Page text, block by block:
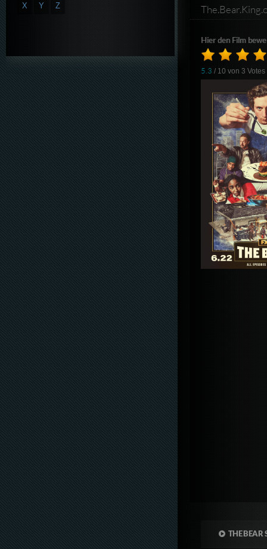
Hier den Film
5.3 / 10 von3 Votes
THE BEAR
X
Y Z